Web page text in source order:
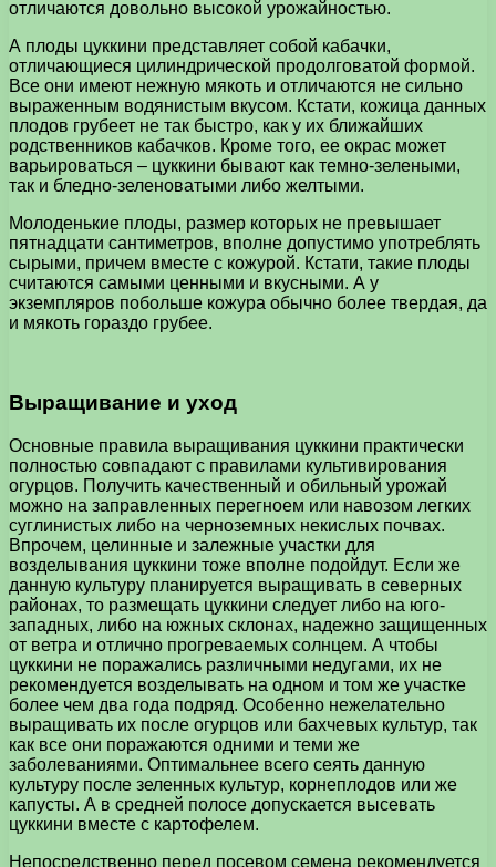
отличаются довольно высокой урожайностью.
А плоды цуккини представляет собой кабачки,
отличающиеся цилиндрической продолговатой формой.
Все они имеют нежную мякоть и отличаются не сильно
выраженным водянистым вкусом. Кстати, кожица данных
плодов грубеет не так быстро, как у их ближайших
родственников кабачков. Кроме того, ее окрас может
варьироваться – цуккини бывают как темно-зелеными,
так и бледно-зеленоватыми либо желтыми.
Молоденькие плоды, размер которых не превышает
пятнадцати сантиметров, вполне допустимо употреблять
сырыми, причем вместе с кожурой. Кстати, такие плоды
считаются самыми ценными и вкусными. А у
экземпляров побольше кожура обычно более твердая, да
и мякоть гораздо грубее.
Выращивание и уход
Основные правила выращивания цуккини практически
полностью совпадают с правилами культивирования
огурцов. Получить качественный и обильный урожай
можно на заправленных перегноем или навозом легких
суглинистых либо на черноземных некислых почвах.
Впрочем, целинные и залежные участки для
возделывания цуккини тоже вполне подойдут. Если же
данную культуру планируется выращивать в северных
районах, то размещать цуккини следует либо на юго-
западных, либо на южных склонах, надежно защищенных
от ветра и отлично прогреваемых солнцем. А чтобы
цуккини не поражались различными недугами, их не
рекомендуется возделывать на одном и том же участке
более чем два года подряд. Особенно нежелательно
выращивать их после огурцов или бахчевых культур, так
как все они поражаются одними и теми же
заболеваниями. Оптимальнее всего сеять данную
культуру после зеленных культур, корнеплодов или же
капусты. А в средней полосе допускается высевать
цуккини вместе с картофелем.
Непосредственно перед посевом семена рекомендуется